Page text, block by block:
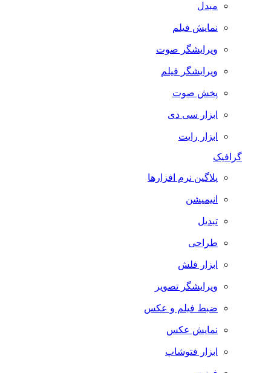
مبدل
نمایش فیلم
ویرایشگر صوت
ویرایشگر فیلم
پخش صوت
ابزار سی دی
ابزار رایت
گرافیک
پلاگین نرم افزارها
انیمیشن
تبدیل
طراحی
ابزار فلش
ویرایشگر تصویر
ضبط فيلم و عكس
نمایش عکس
ابزار فتوشاپ